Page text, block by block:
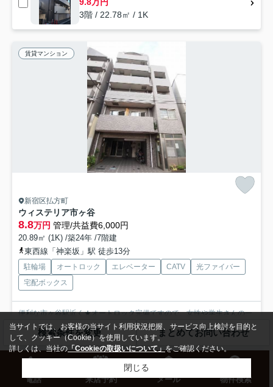
9.8万円
3階 / 22.78㎡ / 1K
賃貸マンション
新宿区払方町
ウィステリア市ヶ谷
8.8万円 管理/共益費6,000円
20.89㎡ (1K) /築24年 /7階建
東西線「神楽坂」駅 徒歩13分
駐輪場 オートロック エレベーター CATV
光ファイバー
宅配ボックス
便利な市ヶ谷駅近く★オートロック完備ですので、女性や学生さんの一
人暮らしにも安心です★人気の宅配ボックスや駐輪スペースも...もっと
見る
募集中の部屋
3階
検索条件を変更 まとめてお問い合わせ
電話 来店予約 メール 物件検索
当サイトでは、お客様の当サイト利用状況把握、サービス向上検討を目的と
して、クッキー（Cookie）を使用しています。
詳しくは、当社の「Cookieの取扱いについて」をご確認ください。
閉じる